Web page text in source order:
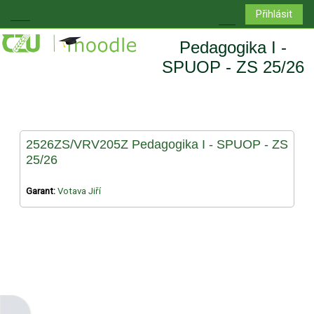
Boční panel
Přepnout
Přihlásit
Pedagogika I -
SPUOP - ZS 25/26
2526ZS/VRV205Z Pedagogika I - SPUOP - ZS
25/26
Garant: Votava Jiří